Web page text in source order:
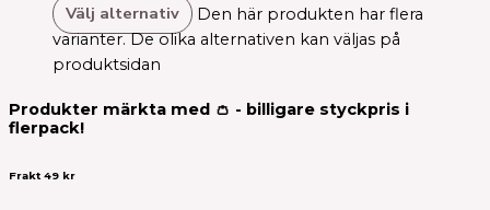
Välj alternativ
Den här produkten har flera
varianter. De olika alternativen kan väljas på
produktsidan
Produkter märkta med 👛 - billigare styckpris i
flerpack!
Frakt 49 kr